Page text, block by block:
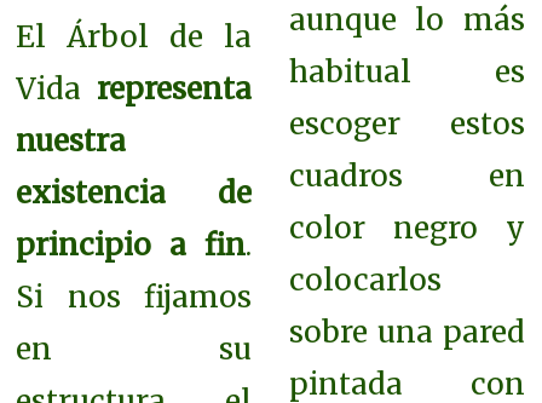
El Árbol de la
Vida representa
nuestra
existencia de
principio a fin.
Si nos fijamos
en su
aunque lo más
habitual es
escoger estos
cuadros en
color negro y
colocarlos
sobre una pared
pintada con